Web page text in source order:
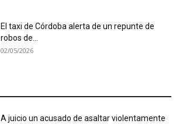
El taxi de Córdoba alerta de un repunte de
robos de...
02/05/2026
A juicio un acusado de asaltar violentamente